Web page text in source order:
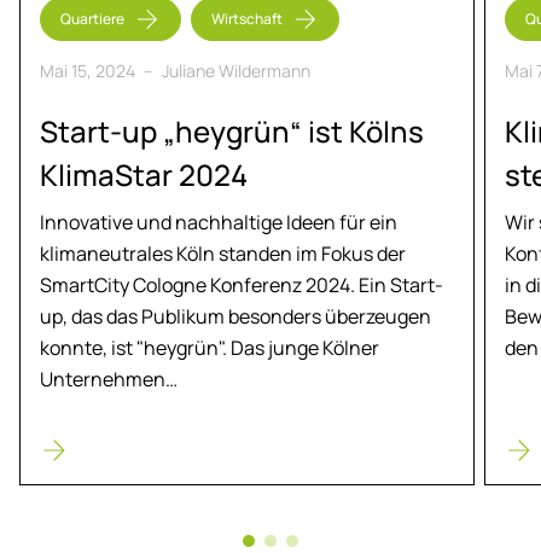
Quartiere Wirtschaft
Mai 15, 2024 – Juliane Wildermann
Start-up „heygrün“ ist Kölns
Kli­ma­Star 2024
Innovative und nachhaltige Ideen für ein
klimaneutrales Köln standen im Fokus der
SmartCity Cologne Konferenz 2024. Ein Start-
up, das das Publikum besonders überzeugen
konnte, ist "heygrün". Das junge Kölner
Unternehmen…
Mai
Wir
in